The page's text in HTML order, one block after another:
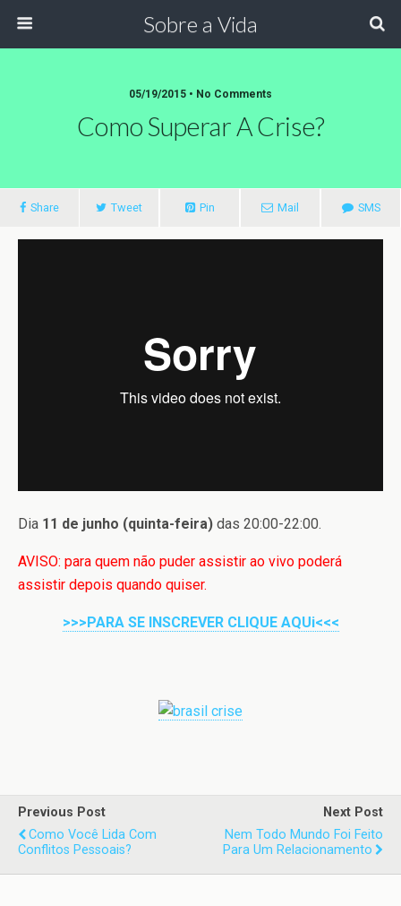
Sobre a Vida
05/19/2015 • No Comments
Como Superar A Crise?
Share Tweet Pin Mail SMS
Dia 11 de junho (quinta-feira) das 20:00-22:00.
AVISO: para quem não puder assistir ao vivo poderá
assistir depois quando quiser.
>>>PARA SE INSCREVER CLIQUE AQUi<<<
Previous Post
Como Você Lida Com
Conflitos Pessoais?
Next Post
Nem Todo Mundo Foi Feito
Para Um Relacionamento